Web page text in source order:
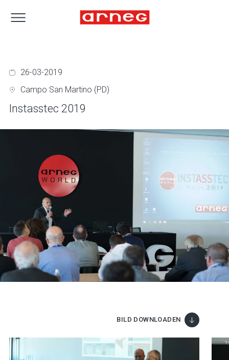
26-03-2019
Campo San Martino (PD)
Instasstec 2019
BILD DOWNLOADEN